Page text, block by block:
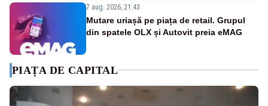
7 aug. 2026, 21:43
Mutare uriașă pe piața de retail. Grupul
din spatele OLX și Autovit preia eMAG
PIAȚA DE CAPITAL